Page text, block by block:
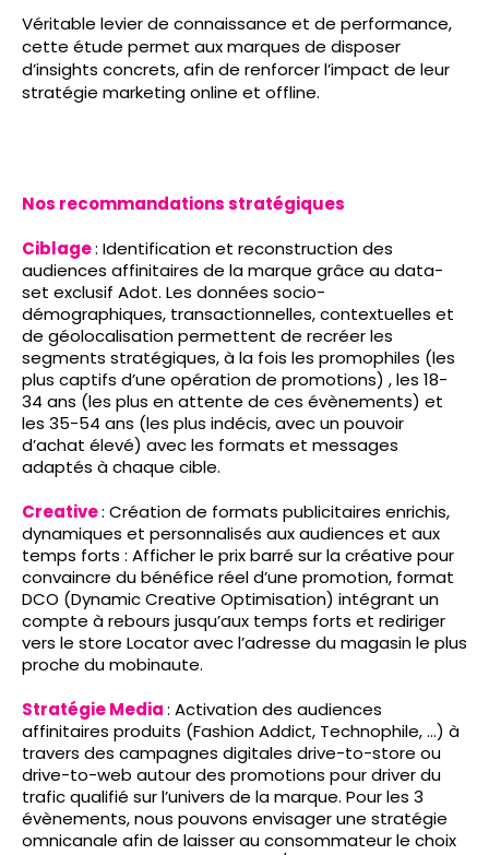
Véritable levier de connaissance et de performance,
cette étude permet aux marques de disposer
d’insights concrets, afin de renforcer l’impact de leur
stratégie marketing online et offline.
Nos recommandations stratégiques
Ciblage: Identification et reconstruction des
audiences affinitaires de la marque grâce au data-
set exclusif Adot. Les données socio-
démographiques, transactionnelles, contextuelles et
de géolocalisation permettent de recréer les
segments stratégiques, à la fois les promophiles (les
plus captifs d’une opération de promotions) , les 18-
34 ans (les plus en attente de ces évènements) et
les 35-54 ans (les plus indécis, avec un pouvoir
d’achat élevé) avec les formats et messages
adaptés à chaque cible.
Creative: Création de formats publicitaires enrichis,
dynamiques et personnalisés aux audiences et aux
temps forts : Afficher le prix barré sur la créative pour
convaincre du bénéfice réel d’une promotion, format
DCO (Dynamic Creative Optimisation) intégrant un
compte à rebours jusqu’aux temps forts et rediriger
vers le store Locator avec l’adresse du magasin le plus
proche du mobinaute.
Stratégie Media: Activation des audiences
affinitaires produits (Fashion Addict, Technophile, …) à
travers des campagnes digitales drive-to-store ou
drive-to-web autour des promotions pour driver du
trafic qualifié sur l’univers de la marque. Pour les 3
évènements, nous pouvons envisager une stratégie
omnicanale afin de laisser au consommateur le choix